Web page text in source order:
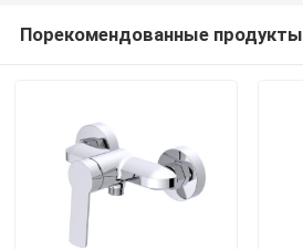
Порекомендованные продукты